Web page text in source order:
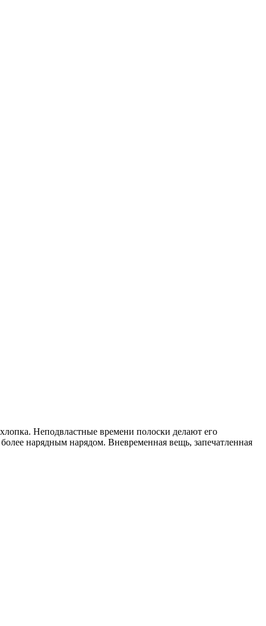
Неподвластные времени полоски делают его
нарядным нарядом. Вневременная вещь, запечатленная